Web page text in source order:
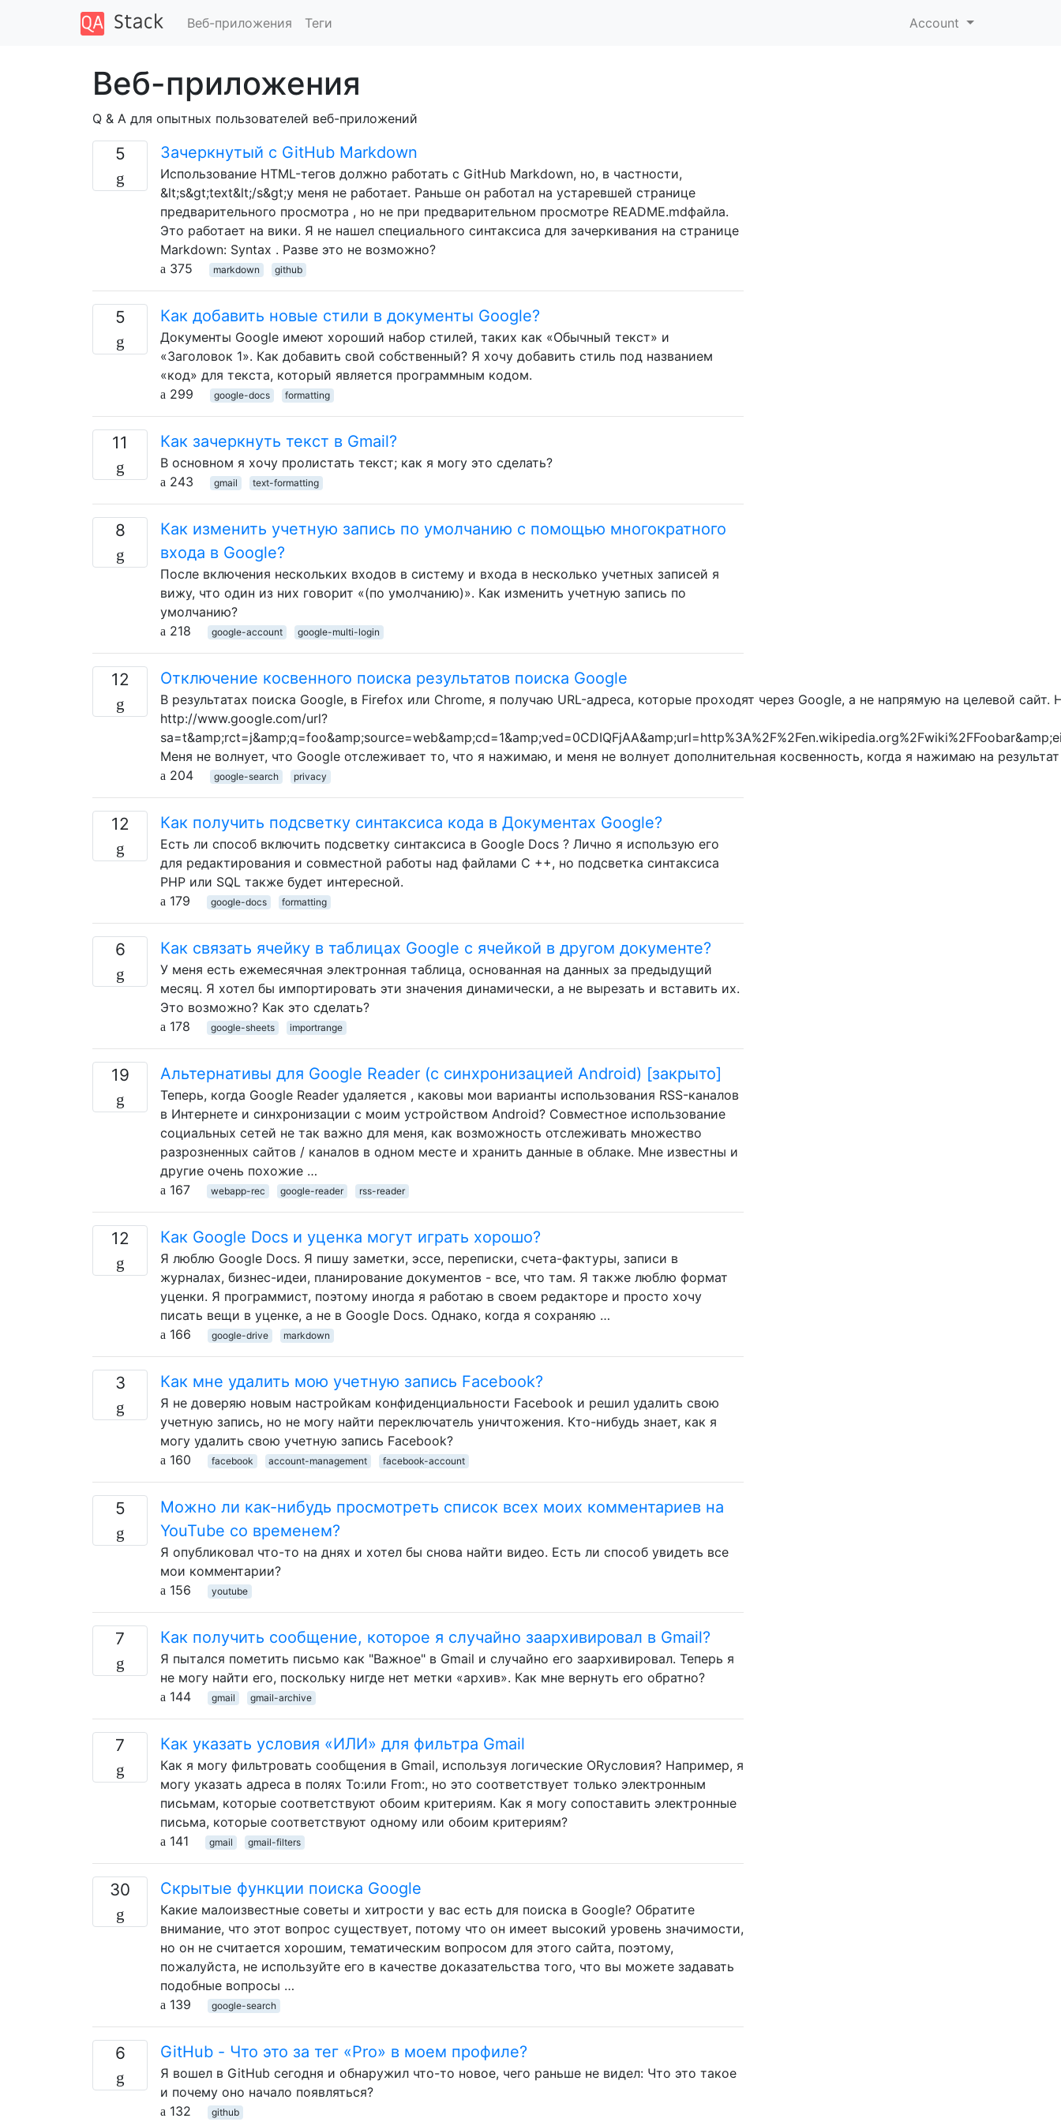
Веб-приложения Теги Account
Веб-приложения
Q & A для опытных пользователей веб-приложений
5 Зачеркнутый с GitHub Markdown
Использование HTML-тегов должно работать с GitHub Markdown, но, в частности,
&lt;s&gt;text&lt;/s&gt;у меня не работает. Раньше он работал на устаревшей странице
предварительного просмотра , но не при предварительном просмотре README.mdфайла.
Это работает на вики. Я не нашел специального синтаксиса для зачеркивания на странице
Markdown: Syntax . Разве это не возможно?
375
markdown github
5 Как добавить новые стили в документы Google?
Документы Google имеют хороший набор стилей, таких как «Обычный текст» и
«Заголовок 1». Как добавить свой собственный? Я хочу добавить стиль под названием
«код» для текста, который является программным кодом.
299
google-docs formatting
11 Как зачеркнуть текст в Gmail?
В основном я хочу пролистать текст; как я могу это сделать?
243
gmail text-formatting
8
Как изменить учетную запись по умолчанию с помощью многократного
входа в Google?
После включения нескольких входов в систему и входа в несколько учетных записей я
вижу, что один из них говорит «(по умолчанию)». Как изменить учетную запись по
умолчанию?
218
google-account google-multi-login
12 Отключение косвенного поиска результатов поиска Google
В результатах поиска Google, в Firefox или Chrome, я получаю URL-адреса, которые проходят через Google, а не напрямую на целевой
http://www.google.com/url?
Меня не волнует, что Google отслеживает то, что я нажимаю, и меня не волнует дополнительная косвенность, когда я нажимаю на
204
google-search privacy
12 Как получить подсветку синтаксиса кода в Документах Google?
Есть ли способ включить подсветку синтаксиса в Google Docs ? Лично я использую его
для редактирования и совместной работы над файлами C ++, но подсветка синтаксиса
PHP или SQL также будет интересной.
179
google-docs formatting
6 Как связать ячейку в таблицах Google с ячейкой в ​​другом документе?
У меня есть ежемесячная электронная таблица, основанная на данных за предыдущий
месяц. Я хотел бы импортировать эти значения динамически, а не вырезать и вставить их.
Это возможно? Как это сделать?
178
google-sheets importrange
19 Альтернативы для Google Reader (с синхронизацией Android) [закрыто]
Теперь, когда Google Reader удаляется , каковы мои варианты использования RSS-каналов
в Интернете и синхронизации с моим устройством Android? Совместное использование
социальных сетей не так важно для меня, как возможность отслеживать множество
разрозненных сайтов / каналов в одном месте и хранить данные в облаке. Мне известны и
другие очень похожие …
167
webapp-rec google-reader rss-reader
12 Как Google Docs и уценка могут играть хорошо?
Я люблю Google Docs. Я пишу заметки, эссе, переписки, счета-фактуры, записи в
журналах, бизнес-идеи, планирование документов - все, что там. Я также люблю формат
уценки. Я программист, поэтому иногда я работаю в своем редакторе и просто хочу
писать вещи в уценке, а не в Google Docs. Однако, когда я сохраняю …
166
google-drive markdown
3 Как мне удалить мою учетную запись Facebook?
Я не доверяю новым настройкам конфиденциальности Facebook и решил удалить свою
учетную запись, но не могу найти переключатель уничтожения. Кто-нибудь знает, как я
могу удалить свою учетную запись Facebook?
160
facebook account-management facebook-account
5
Можно ли как-нибудь просмотреть список всех моих комментариев на
YouTube со временем?
Я опубликовал что-то на днях и хотел бы снова найти видео. Есть ли способ увидеть все
мои комментарии?
156
youtube
7 Как получить сообщение, которое я случайно заархивировал в Gmail?
Я пытался пометить письмо как "Важное" в Gmail и случайно его заархивировал. Теперь я
не могу найти его, поскольку нигде нет метки «архив». Как мне вернуть его обратно?
144
gmail gmail-archive
7 Как указать условия «ИЛИ» для фильтра Gmail
Как я могу фильтровать сообщения в Gmail, используя логические ORусловия? Например, я
могу указать адреса в полях To:или From:, но это соответствует только электронным
письмам, которые соответствуют обоим критериям. Как я могу сопоставить электронные
письма, которые соответствуют одному или обоим критериям?
141
gmail gmail-filters
30 Скрытые функции поиска Google
Какие малоизвестные советы и хитрости у вас есть для поиска в Google? Обратите
внимание, что этот вопрос существует, потому что он имеет высокий уровень значимости,
но он не считается хорошим, тематическим вопросом для этого сайта, поэтому,
пожалуйста, не используйте его в качестве доказательства того, что вы можете задавать
подобные вопросы …
139
google-search
6 GitHub - Что это за тег «Pro» в моем профиле?
Я вошел в GitHub сегодня и обнаружил что-то новое, чего раньше не видел: Что это такое
и почему оно начало появляться?
132
github